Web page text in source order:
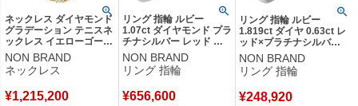
ネックレス ダイヤモンド
グラデーション テニスネ
ックレス イエローゴール
ド 18K YG ダイヤペンダ
ント 【中古】
NON BRAND
ネックレス
¥1,215,200
リング 指輪 ルビー
1.07ct ダイヤモンド プラ
チナシルバー レッド 赤 1
石 オーバルシェイプ ビ
ルマ産 ピジョンブラッド
プラチナ 12号 【中古】
NON BRAND
リング 指輪
¥656,600
リング 指輪 ルビー
1.819ct ダイヤ 0.63ct レ
ッド×プラチナシルバー
赤 1石 1粒 プラチナ パヴ
ェ ヘイローデザイン オー
バル 13号 【中古】
NON BRAND
リング 指輪
¥248,920